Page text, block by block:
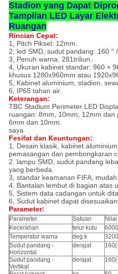
Stadion yang Dapat
Tampilan LED Layar
Ruangan
Rincian Cepat:
1, Pitch Piksel: 12mm.
2, led SMD, sudut pandang: 160 °
3, Penuh warna: 281triliun.
4, Ukuran kabinet standar: 960 ×
khusus 1280x960mm atau
5, Kabinet aluminium, stadion,
6, IP65 tahan air.
Keterangan:
TBC Stadium Perimeter LED
ruangan: 8mm, 10mm, 12mm
6mm dan 10mm.
saya
Fesifat dan Keuntungan:
1, Desain klasik, kabinet
pemasangan dan pembongkaran
2, lampu SMD, sudut pandang
yang berbeda.
3, standar keamanan FIFA,
4, Bantalan lembut di bagian atas
5, Sistem data cadangan untuk
6, Sudut kabinet dapat
Parameter:
Parameter Satuan
Nilai
Kecerahan
telur kutu
6000
Temperatur warna
deg.k
Sudut pandang -
Horizontal
derajat
Sudut pandang -
Vertikal
derajat